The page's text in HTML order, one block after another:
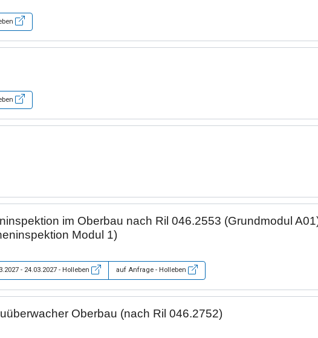
im Oberbau nach Ril 046.2553 (Grundmodul
Modul 1)
- 24.03.2027 - Holleben auf Anfrage - Holleben
Oberbau (nach Ril 046.2752)